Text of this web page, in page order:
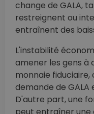
change de GALA,
restreignent ou
entraînent des
L'instabilité
amener les gens à
monnaie
demande de
D'autre part, une